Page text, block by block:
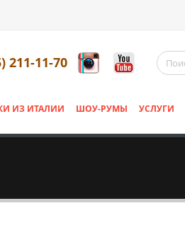
211-11-70
ИЗ ИТАЛИИ ШОУ-РУМЫ УСЛУГИ